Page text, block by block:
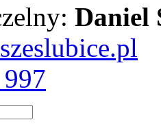
Daniel